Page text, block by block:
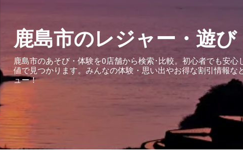
鹿島市のレジャー・遊び
鹿島市のあそび・体験を0店舗から検索･比較。初心者でも安
値で見つかります。みんなの体験・思い出やお得な割引情報
ュー！